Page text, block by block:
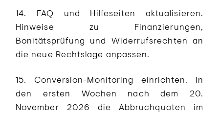
14. FAQ und Hilfeseiten aktualisieren.
Hinweise zu Finanzierungen,
Bonitätsprüfung und Widerrufsrechten an
die neue Rechtslage anpassen.
15. Conversion-Monitoring einrichten. In
den ersten Wochen nach dem 20.
November 2026 die Abbruchquoten im